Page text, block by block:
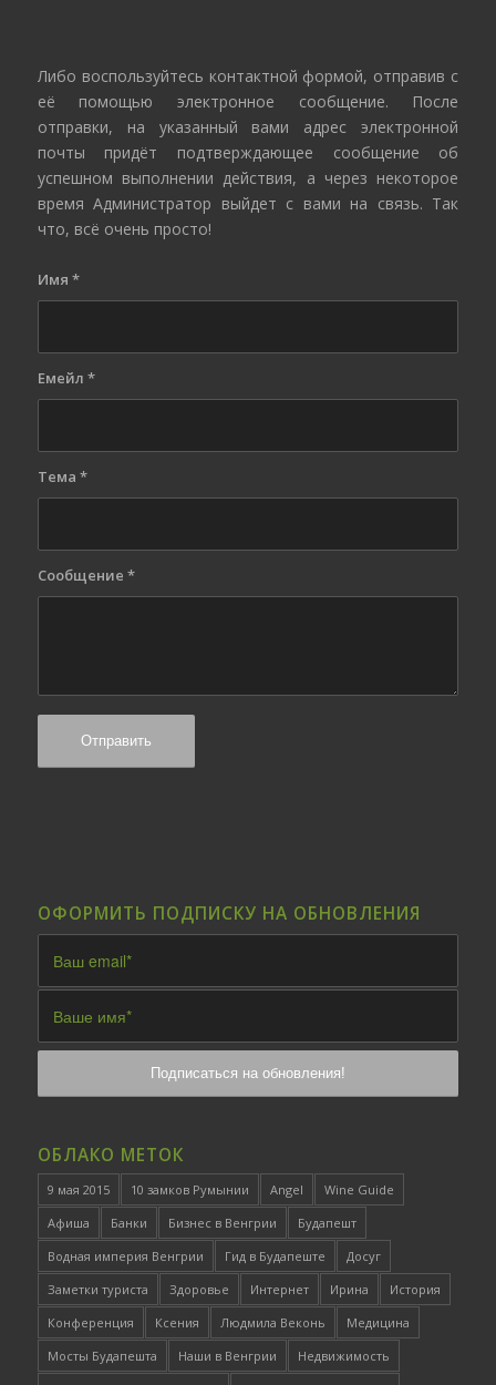
Либо воспользуйтесь контактной формой, отправив с
её помощью электронное сообщение. После
отправки, на указанный вами адрес электронной
почты придёт подтверждающее сообщение об
успешном выполнении действия, а через некоторое
время Администратор выйдет с вами на связь. Так
что, всё очень просто!
Имя *
Емейл *
Тема *
Сообщение *
ОФОРМИТЬ ПОДПИСКУ НА ОБНОВЛЕНИЯ
ОБЛАКО МЕТОК
9 мая 2015 10 замков Румынии Angel
Wine Guide
Афиша
Банки Бизнес в Венгрии
Будапешт
Водная империя Венгрии
Гид в Будапеште
Досуг
Заметки туриста
Здоровье Интернет Ирина
История
Конференция
Ксения Людмила Веконь
Медицина
Мосты Будапешта
Наши в Венгрии
Недвижимость